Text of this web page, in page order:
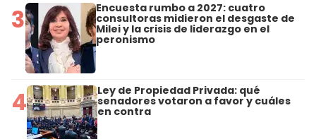
3 Encuesta rumbo a 2027: cuatro
consultoras midieron el desgaste de
Milei y la crisis de liderazgo en el
peronismo
4 Ley de Propiedad Privada: qué
senadores votaron a favor y cuáles
en contra